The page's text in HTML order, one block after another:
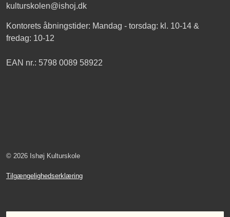
kulturskolen@ishoj.dk
Kontorets åbningstider: Mandag - torsdag: kl. 10-14 &
fredag: 10-12
EAN nr.: 5798 0089 58922
© 2026 Ishøj Kulturskole
Tilgængelighedserklæring